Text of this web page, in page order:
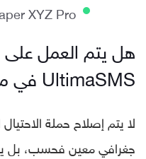
XYZ Pro
هل يتم العمل
UltimaSMS في منطقة معينة؟
جغرافي معين فحسب، بل